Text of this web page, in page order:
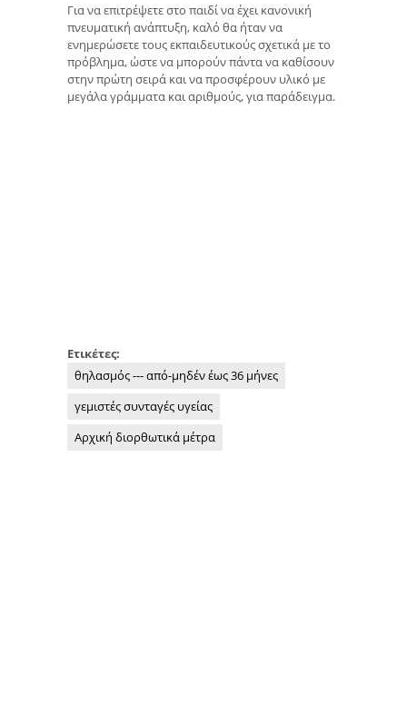
Για να επιτρέψετε στο παιδί να έχει κανονική
πνευματική ανάπτυξη, καλό θα ήταν να
ενημερώσετε τους εκπαιδευτικούς σχετικά με το
πρόβλημα, ώστε να μπορούν πάντα να καθίσουν
στην πρώτη σειρά και να προσφέρουν υλικό με
μεγάλα γράμματα και αριθμούς, για παράδειγμα.
Ετικέτες:
θηλασμός --- από-μηδέν έως 36 μήνες
γεμιστές συνταγές υγείας
Αρχική διορθωτικά μέτρα